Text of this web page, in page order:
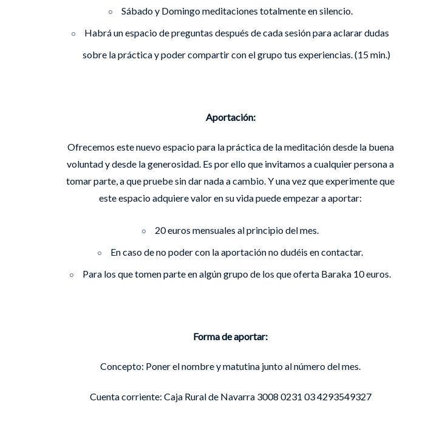
Sábado y Domingo meditaciones totalmente en silencio.
Habrá un espacio de preguntas después de cada sesión para aclarar dudas
sobre la práctica y poder compartir con el grupo tus experiencias. (15 min.)
Aportación:
Ofrecemos este nuevo espacio para la práctica de la meditación desde la buena
voluntad y desde la generosidad. Es por ello que invitamos a cualquier persona a
tomar parte, a que pruebe sin dar nada a cambio. Y una vez que experimente que
este espacio adquiere valor en su vida puede empezar a aportar:
20 euros mensuales al principio del mes.
En caso de no poder con la aportación no dudéis en contactar.
Para los que tomen parte en algún grupo de los que oferta Baraka 10 euros.
Forma de aportar:
Concepto: Poner el nombre y matutina junto al número del mes.
Cuenta corriente: Caja Rural de Navarra 3008 0231 03 4293549327